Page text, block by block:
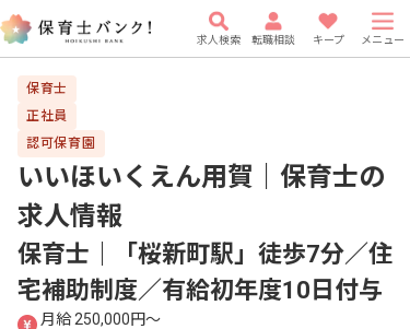
求人検索 転職相談 キープ メニュー
保育士
正社員
認可保育園
いいほいくえん用賀｜保育士の
求人情報
保育士｜「桜新町駅」徒歩7分／住
宅補助制度／有給初年度10日付与
月給 250,000円〜